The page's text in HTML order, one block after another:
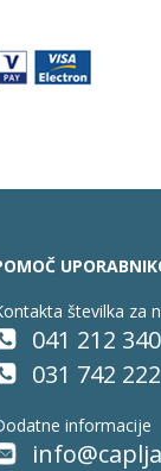
številka za
041 212 340
031 742 222
informacije